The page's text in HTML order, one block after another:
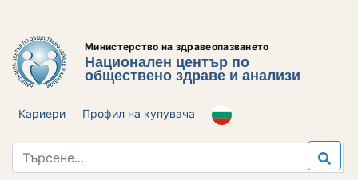
Министерство на здравеопазването
Национален център по
обществено здраве и анализи
Кариери Профил на купувача